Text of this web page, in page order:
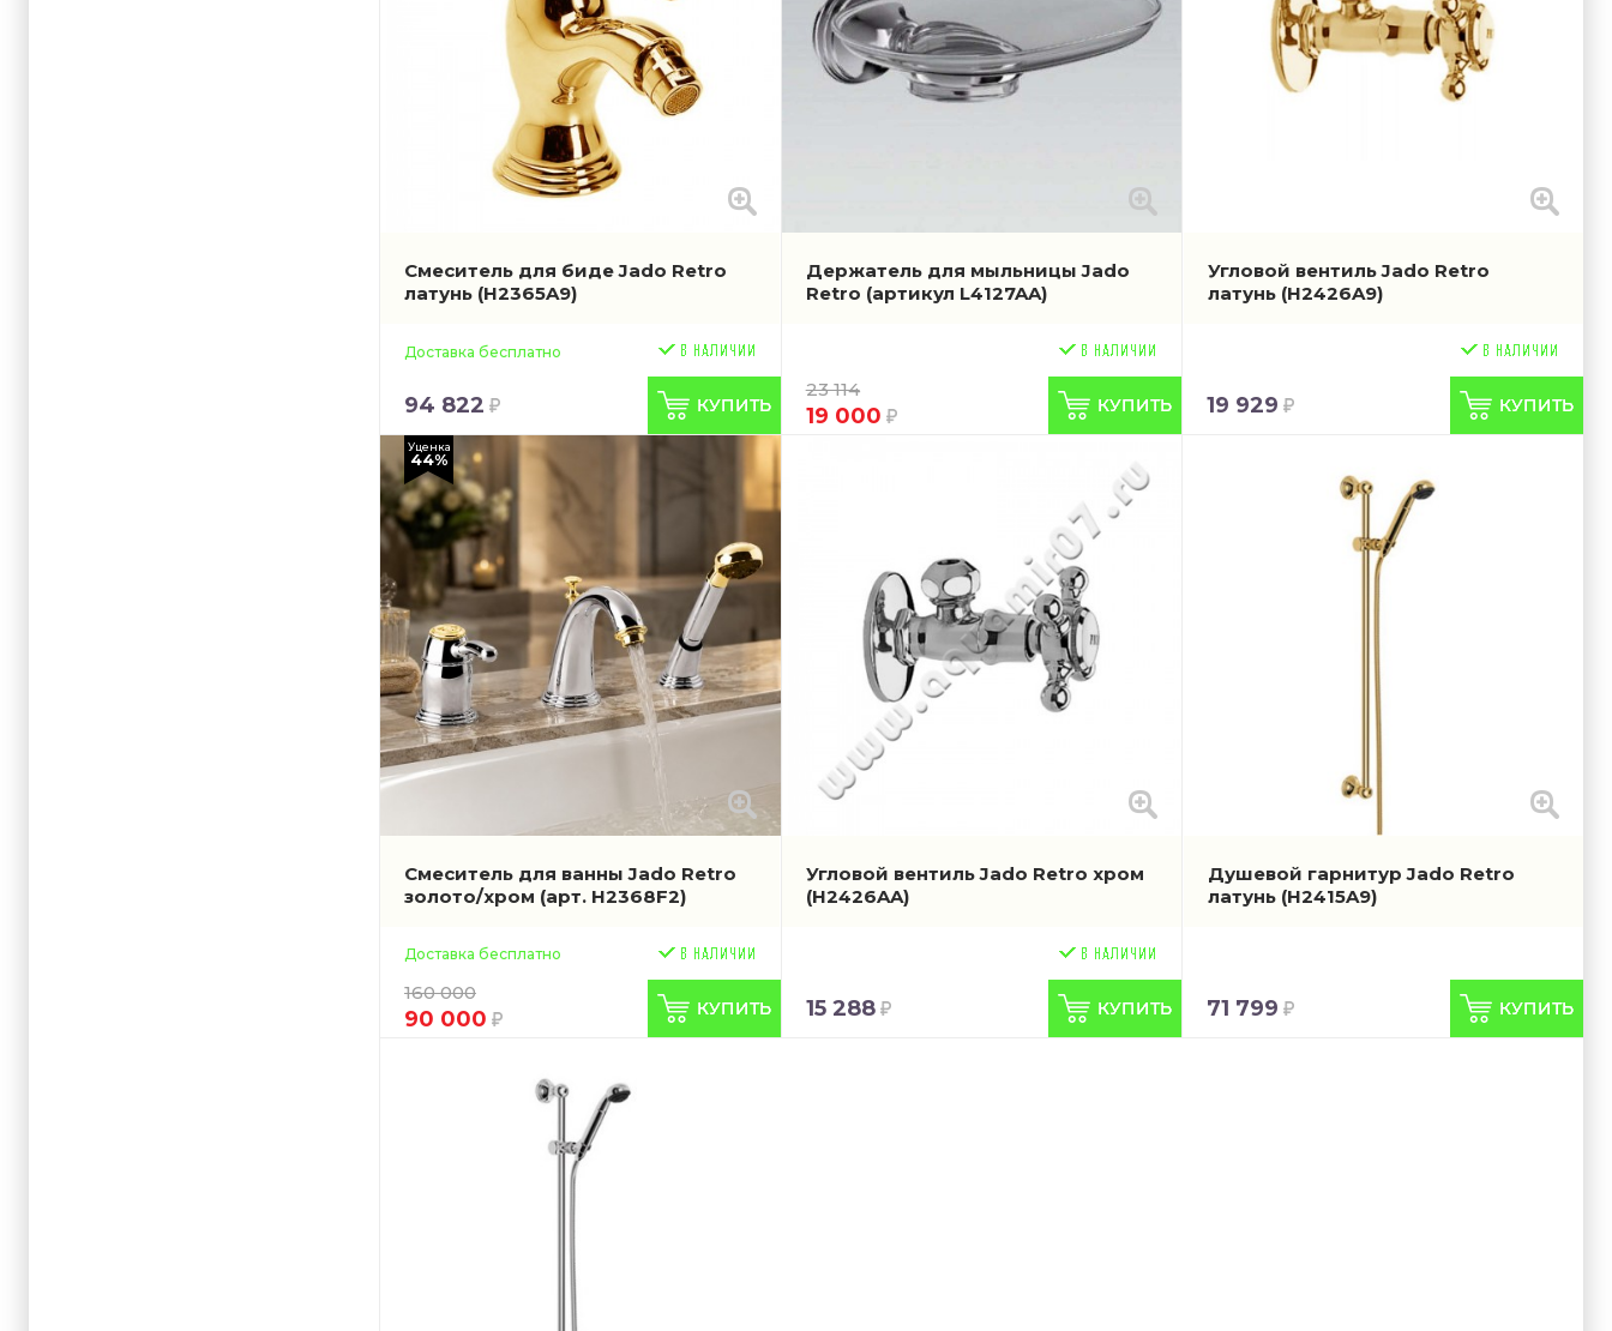
Смеситель для биде Jado Retro
латунь (H2365A9)
Доставка бесплатно
94 822
Держатель для мыльницы Jado
Retro (артикул L4127AA)
23 114
19 000
Угловой вентиль Jado Retro
латунь (H2426A9)
19 929
Смеситель для ванны Jado Retro
золото/хром (арт. H2368F2)
Уценка
44%
Доставка бесплатно
160 000
90 000
Угловой вентиль Jado Retro хром
(H2426AA)
15 288
Душевой гарнитур Jado Retro
латунь (H2415A9)
71 799